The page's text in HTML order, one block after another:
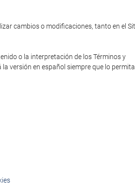
cambios o modificaciones, tanto en el
o la interpretación de los Términos y
versión en español siempre que lo